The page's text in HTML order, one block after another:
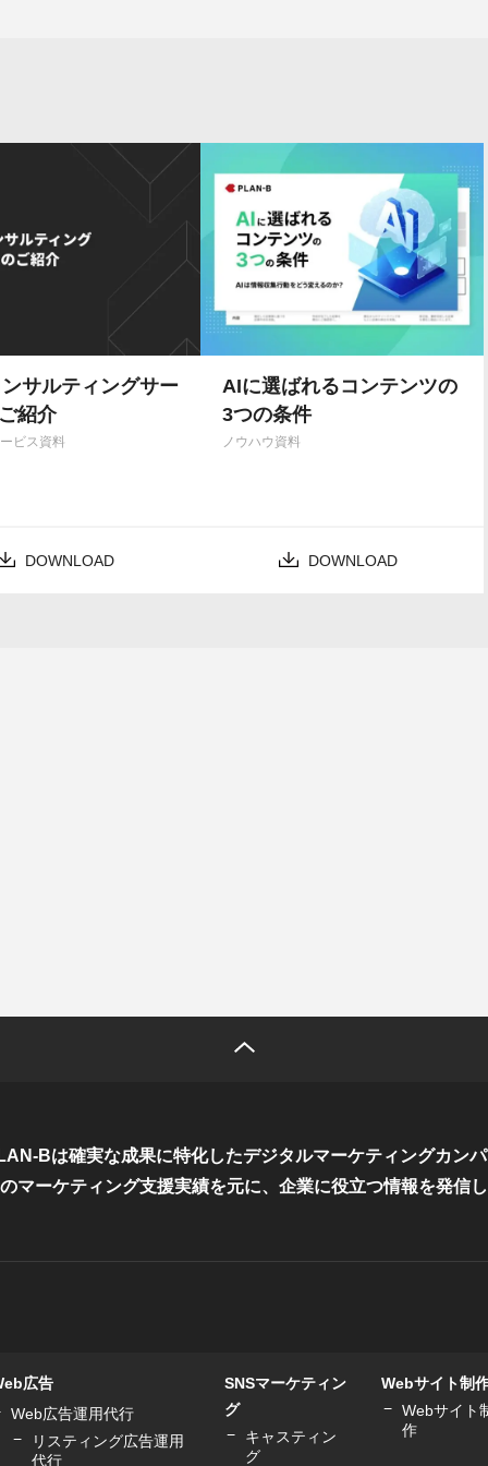
サルティングサー
紹介
ビス資料
DOWNLOAD
AIに選ばれるコンテンツの
3つの条件
ノウハウ資料
DOWNLOAD
Bは確実な成果に特化したデジタルマーケティングカン
マーケティング支援実績を元に、 企業に役立つ情報を発信
広告
Web広告運用代行
リスティング広告運用
代行
SNSマーケティン
グ
キャスティン
グ
Webサイト制
Webサイト
作